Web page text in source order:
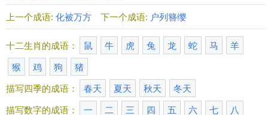
上一个成语: 化被万方 下一个成语: 户列簪缨
十二生肖的成语： 鼠 牛 虎 兔 龙 蛇 马
羊
猴
鸡 狗
猪
描写四季的成语：
春天 夏天 秋天
冬天
描写数字的成语：
一 二 三 四 五 六 七
八